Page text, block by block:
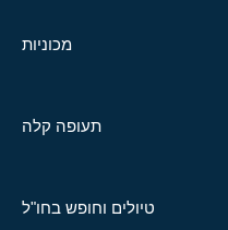
מכוניות
תעופה קלה
טיולים וחופש בחו"ל